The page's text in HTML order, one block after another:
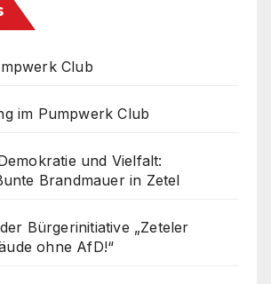
Club
im Pumpwerk Club
und Vielfalt:
Brandmauer in Zetel
Bürgerinitiative „Zeteler
ohne AfD!“